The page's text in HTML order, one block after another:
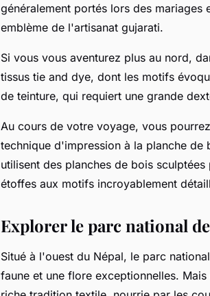
généralement portés lors des mariages
emblème de l'artisanat gujarati.
Si vous vous aventurez plus au nord,
tissus tie and dye, dont les motifs
de teinture, qui requiert une grande
Au cours de votre voyage, vous
technique d'impression à la planche de
utilisent des planches de bois
étoffes aux motifs incroyablement
Explorer le parc national
Situé à l'ouest du Népal, le parc
faune et une flore exceptionnelles.